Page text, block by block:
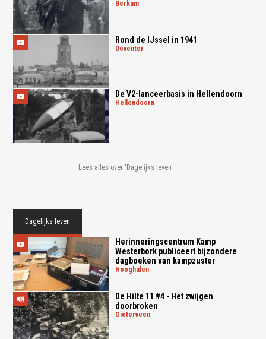
berkum
Rond de IJssel in 1941
deventer
De V2-lanceerbasis in Hellendoorn
hellendoorn
Lees alles over 'Dagelijks leven'
Dagelijks leven
Herinneringscentrum Kamp
Westerbork publiceert bijzondere
dagboeken van kampzuster
hooghalen
De Hilte 11 #4 - Het zwijgen
doorbroken
gieterveen